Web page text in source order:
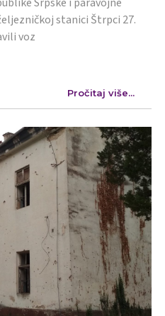
stanici Štrpci 27.
voz
Pročitaj više...